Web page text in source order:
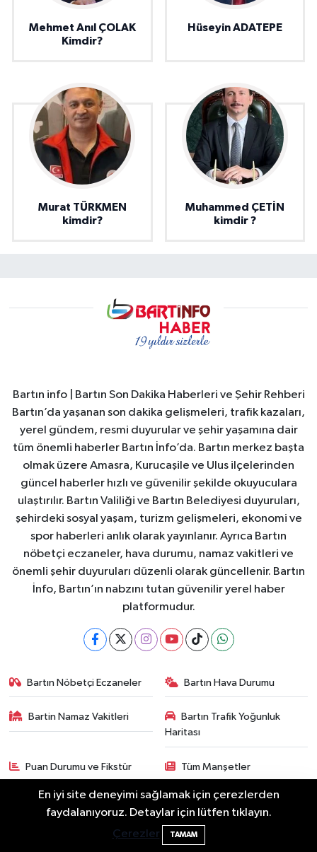
Mehmet Anıl ÇOLAK
Kimdir?
Hüseyin ADATEPE
Murat TÜRKMEN
kimdir?
Muhammed ÇETİN
kimdir ?
Bartın info | Bartın Son Dakika Haberleri ve Şehir Rehberi
Bartın’da yaşanan son dakika gelişmeleri, trafik kazaları,
yerel gündem, resmi duyurular ve şehir yaşamına dair
tüm önemli haberler Bartın İnfo’da. Bartın merkez başta
olmak üzere Amasra, Kurucaşile ve Ulus ilçelerinden
güncel haberler hızlı ve güvenilir şekilde okuyuculara
ulaştırılır. Bartın Valiliği ve Bartın Belediyesi duyuruları,
şehirdeki sosyal yaşam, turizm gelişmeleri, ekonomi ve
spor haberleri anlık olarak yayınlanır. Ayrıca Bartın
nöbetçi eczaneler, hava durumu, namaz vakitleri ve
önemli şehir duyuruları düzenli olarak güncellenir. Bartın
İnfo, Bartın’ın nabzını tutan güvenilir yerel haber
platformudur.
Bartın Nöbetçi Eczaneler Bartın Hava Durumu
Bartin Namaz Vakitleri
Bartın Trafik Yoğunluk
Haritası
Puan Durumu ve Fikstür Tüm Manşetler
Son Dakika Haberleri Haber Arşivi
En iyi site deneyimi sağlamak için çerezlerden
faydalanıyoruz. Detaylar için lütfen tıklayın.
Çerezler
TAMAM
Bartın'da Şafak Operasyonu: 5 Gözaltı, 4
Şüpheli Aranıyor